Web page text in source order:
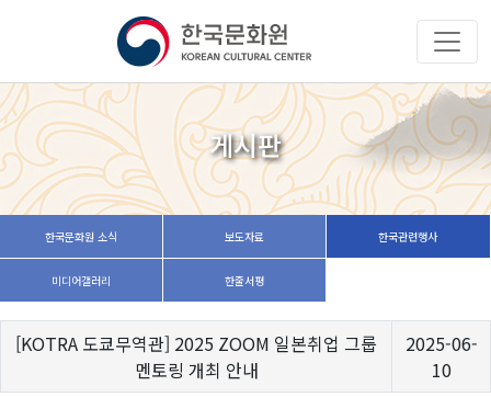
게시판
한국문화원 소식 보도자료 한국관련행사
미디어갤러리 한줄서평
[KOTRA 도쿄무역관] 2025 ZOOM 일본취업 그룹
멘토링 개최 안내
2025-06-
10